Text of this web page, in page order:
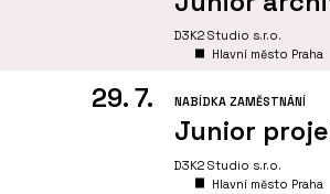
D3K2 Studio s.r.o.
Hlavní město Praha
29. 7. NABÍDKA ZAMĚSTNÁNÍ
Junior
D3K2 Studio s.r.o.
Hlavní město Praha